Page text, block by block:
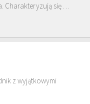
Charakteryzują się …
z wyjątkowymi